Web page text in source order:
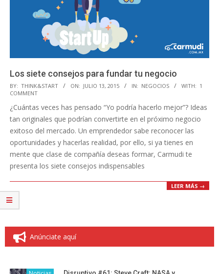
Los siete consejos para fundar tu negocio
2015-
07-
13
BY: THINK&START ON: JULIO 13, 2015 IN: NEGOCIOS WITH: 1
COMMENT
¿Cuántas veces has pensado “Yo podría hacerlo mejor”? Ideas
tan originales que podrían convertirte en el próximo negocio
exitoso del mercado. Un emprendedor sabe reconocer las
oportunidades y hacerlas realidad, por ello, si ya tienes en
mente que clase de compañía deseas formar, Carmudi te
presenta los siete consejos indispensables
LEER MÁS →
Anúnciate aquí